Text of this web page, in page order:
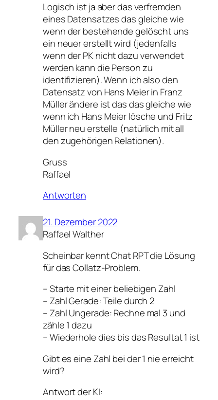
Logisch ist ja aber das verfremden
eines Datensatzes das gleiche wie
wenn der bestehende gelöscht uns
ein neuer erstellt wird (jedenfalls
wenn der PK nicht dazu verwendet
werden kann die Person zu
identifizieren). Wenn ich also den
Datensatz von Hans Meier in Franz
Müller ändere ist das das gleiche wie
wenn ich Hans Meier lösche und Fritz
Müller neu erstelle (natürlich mit all
den zugehörigen Relationen).
Gruss
Raffael
Antworten
21. Dezember 2022
Raffael Walther
Scheinbar kennt Chat RPT die Lösung
für das Collatz-Problem.
– Starte mit einer beliebigen Zahl
– Zahl Gerade: Teile durch 2
– Zahl Ungerade: Rechne mal 3 und
zähle 1 dazu
– Wiederhole dies bis das Resultat 1 ist
Gibt es eine Zahl bei der 1 nie erreicht
wird?
Antwort der KI: